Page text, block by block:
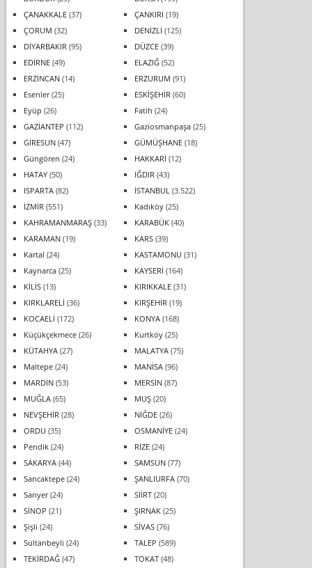
ÇANAKKALE(37) ÇANKIRI (19)
ÇORUM (32) DENİZLİ (125)
DİYARBAKIR (95) DÜZCE(39)
EDİRNE(49) ELAZIĞ(52)
ERZİNCAN(14) ERZURUM (91)
Esenler(25) ESKİŞEHİR (60)
Eyüp (26) Fatih (24)
GAZİANTEP (112) Gaziosmanpaşa(25)
GİRESUN(47) GÜMÜŞHANE(18)
Güngören (24) HAKKARİ (12)
HATAY(50) IĞDIR (43)
ISPARTA(82) İSTANBUL (3.522)
İZMİR (551) Kadıköy(25)
KAHRAMANMARAŞ(33) KARABÜK(40)
KARAMAN(19) KARS(39)
Kartal (24) KASTAMONU (31)
Kaynarca(25) KAYSERİ (164)
KİLİS(13) KIRIKKALE(31)
KIRKLARELİ (36) KIRŞEHİR (19)
KOCAELİ (172) KONYA(168)
Küçükçekmece(26) Kurtköy(25)
KÜTAHYA(27) MALATYA(75)
Maltepe(24) MANİSA(96)
MARDİN(53) MERSİN(87)
MUĞLA(65) MUŞ(20)
NEVŞEHİR (28) NİĞDE(26)
ORDU (35) OSMANİYE(24)
Pendik(24) RİZE(24)
SAKARYA(44) SAMSUN(77)
Sancaktepe(24) ŞANLIURFA(70)
Sarıyer(24) SİİRT(20)
SİNOP (21) ŞIRNAK(25)
Şişli (24) SİVAS(76)
Sultanbeyli (24) TALEP (589)
TEKİRDAĞ(47) TOKAT(48)